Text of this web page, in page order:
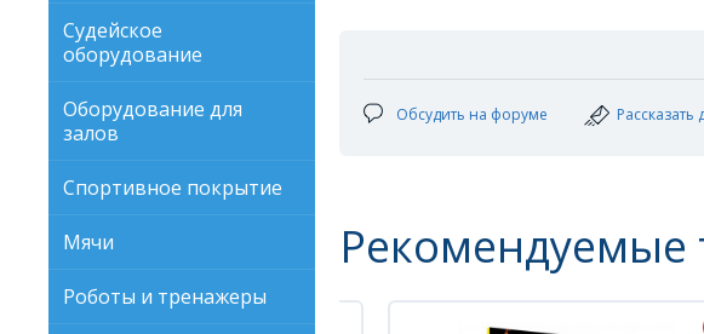
Судейское
оборудование
Оборудование для
залов
Спортивное покрытие
Мячи
Роботы и тренажеры
Обсудить на форуме Рассказать
Рекомендуемые